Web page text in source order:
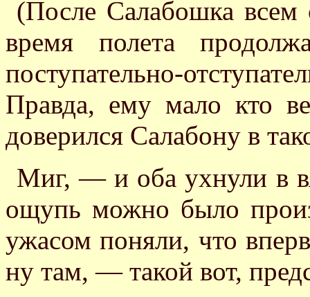
(После Салабошка всем
время полета
поступательно-
Правда, ему мало кто
доверился Салабону в
Миг, — и оба ухнули в
ощупь можно было
ужасом поняли, что
ну там, — такой вот,